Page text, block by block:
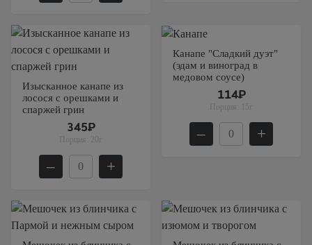
Изысканное канапе из
лосося с орешками и
спаржей грин
345₽
Порция: 20г
– +
Канапе "Сладкий дуэт"
(эдам и виноград в
медовом соусе)
114₽
Порция: 15г
– +